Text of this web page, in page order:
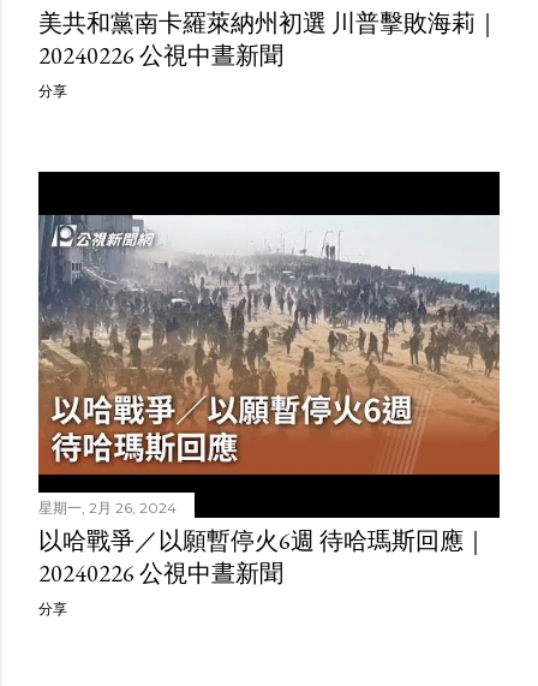
美共和黨南卡羅萊納州初選 川普擊敗海莉｜
20240226 公視中晝新聞
分享
星期一, 2月 26, 2024
以哈戰爭／以願暫停火6週 待哈瑪斯回應｜
20240226 公視中晝新聞
分享